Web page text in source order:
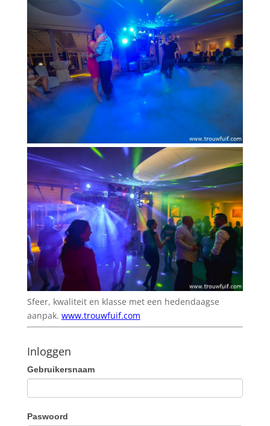
Sfeer, kwaliteit en klasse met een hedendaagse
aanpak. www.trouwfuif.com
Inloggen
Gebruikersnaam
Paswoord